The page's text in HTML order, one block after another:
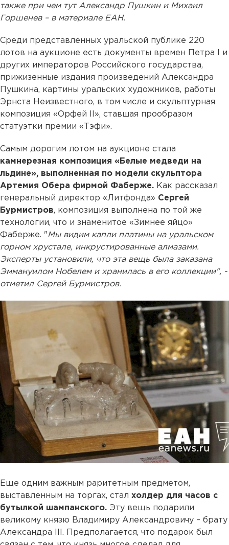
также при чем тут Александр Пушкин и Михаил
Горшенев – в материале ЕАН.
Среди представленных уральской публике 220
лотов на аукционе есть документы времен Петра I и
других императоров Российского государства,
прижизенные издания произведений Александра
Пушкина, картины уральских художников, работы
Эрнста Неизвестного, в том числе и скульптурная
композиция «Орфей II», ставшая прообразом
статуэтки премии «Тэфи».
Самым дорогим лотом на аукционе стала
камнерезная композиция «Белые медведи на
льдине», выполненная по модели скульптора
Артемия Обера фирмой Фаберже. Как рассказал
генеральный директор «Литфонда» Сергей
Бурмистров, композиция выполнена по той же
технологии, что и знаменитое «Зимнее яйцо»
Фаберже. "Мы видим капли платины на уральском
горном хрустале, инкрустированные алмазами.
Эксперты установили, что эта вещь была заказана
Эммануилом Нобелем и хранилась в его коллекции", -
отметил Сергей Бурмистров.
Еще одним важным раритетным предметом,
выставленным на торгах, стал холдер для часов с
бутылкой шампанского. Эту вещь подарили
великому князю Владимиру Александровичу – брату
Александра III. Предполагается, что подарок был